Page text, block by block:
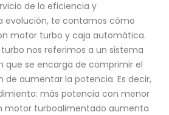
de la eficiencia y
evolución, te contamos cómo
motor turbo y caja automática.
nos referimos a un sistema
que se encarga de comprimir el
de aumentar la potencia. Es decir,
más potencia con menor
motor turboalimentado aumenta